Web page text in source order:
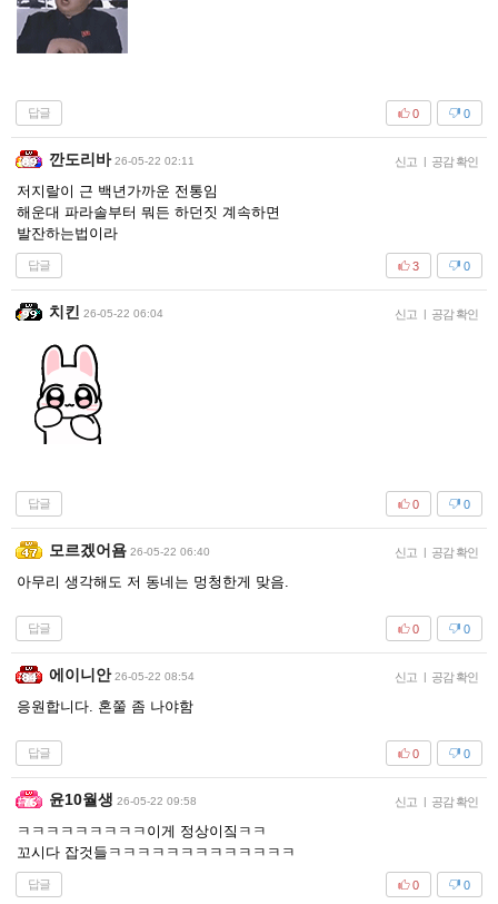
답글 0
0
깐도리바 26-05-22 02:11 신고 | 공감 확인
저지랄이 근 백년가까운 전통임
해운대 파라솔부터 뭐든 하던짓 계속하면
발잔하는법이라
답글 0
3
치킨 26-05-22 06:04 신고 | 공감 확인
답글 0
0
모르겠어욤 26-05-22 06:40 신고 | 공감 확인
아무리 생각해도 저 동네는 멍청한게 맞음.
답글 0
0
에이니안 26-05-22 08:54 신고 | 공감 확인
응원합니다. 혼쭐 좀 나야함
답글 0
0
윤10월생 26-05-22 09:58 신고 | 공감 확인
ㅋㅋㅋㅋㅋㅋㅋㅋㅋ이게 정상이짘ㅋㅋ
꼬시다 잡것들ㅋㅋㅋㅋㅋㅋㅋㅋㅋㅋㅋㅋㅋ
답글 0
0